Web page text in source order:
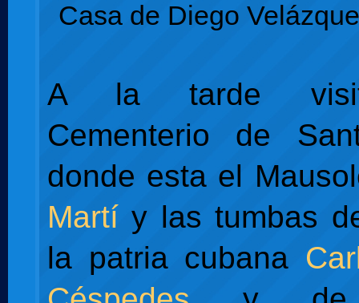
Casa de Diego
A la tarde
Cementerio de
donde esta el
Martíy las tumbas
la patria cubana